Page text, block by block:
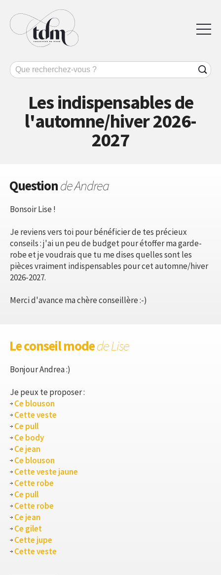
Les indispensables de
l'automne/hiver 2026-
2027
Questionde Andrea
Bonsoir Lise !
Je reviens vers toi pour bénéficier de tes précieux
conseils : j'ai un peu de budget pour étoffer ma garde-
robe et je voudrais que tu me dises quelles sont les
pièces vraiment indispensables pour cet automne/hiver
2026-2027.
Merci d'avance ma chère conseillère :-)
Le conseil modede Lise
Bonjour Andrea :)
Je peux te proposer :
Ce blouson
Cette veste
Ce pull
Ce body
Ce jean
Ce blouson
Cette veste jaune
Cette robe
Ce pull
Cette robe
Ce jean
Ce gilet
Cette jupe
Cette veste